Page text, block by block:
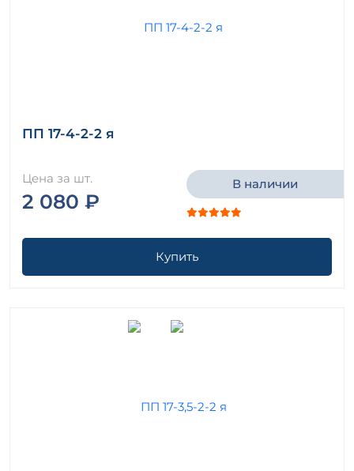
ПП 17-4-2-2 я
Цена за шт.
2 080 ₽
В наличии
Купить